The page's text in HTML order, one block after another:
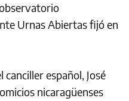
Urnas Abiertas fijó en
español, José
nicaragüenses